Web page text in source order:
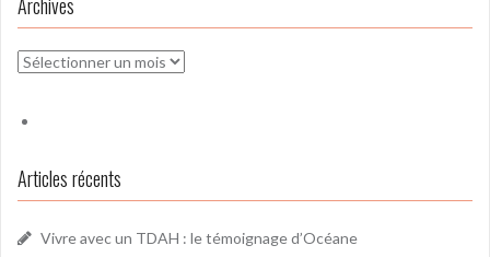
Archives
Articles récents
Vivre avec un TDAH : le témoignage d’Océane